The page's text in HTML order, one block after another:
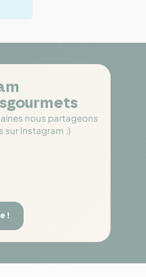
nous partageons
sur Instagram :)
!